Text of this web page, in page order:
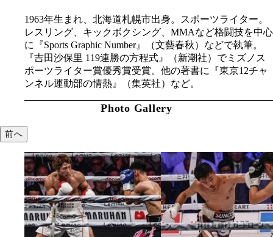
1963年生まれ、北海道札幌市出身。スポーツライター。
レスリング、キックボクシング、MMAなど格闘技を中心
に『Sports Graphic Number』（文藝春秋）などで執筆。
『吉田沙保里 119連勝の方程式』（新潮社）でミズノス
ポーツライター賞優秀賞受賞。他の著書に『東京12チャ
ンネル運動部の情熱』（集英社）など。
Photo Gallery
前へ